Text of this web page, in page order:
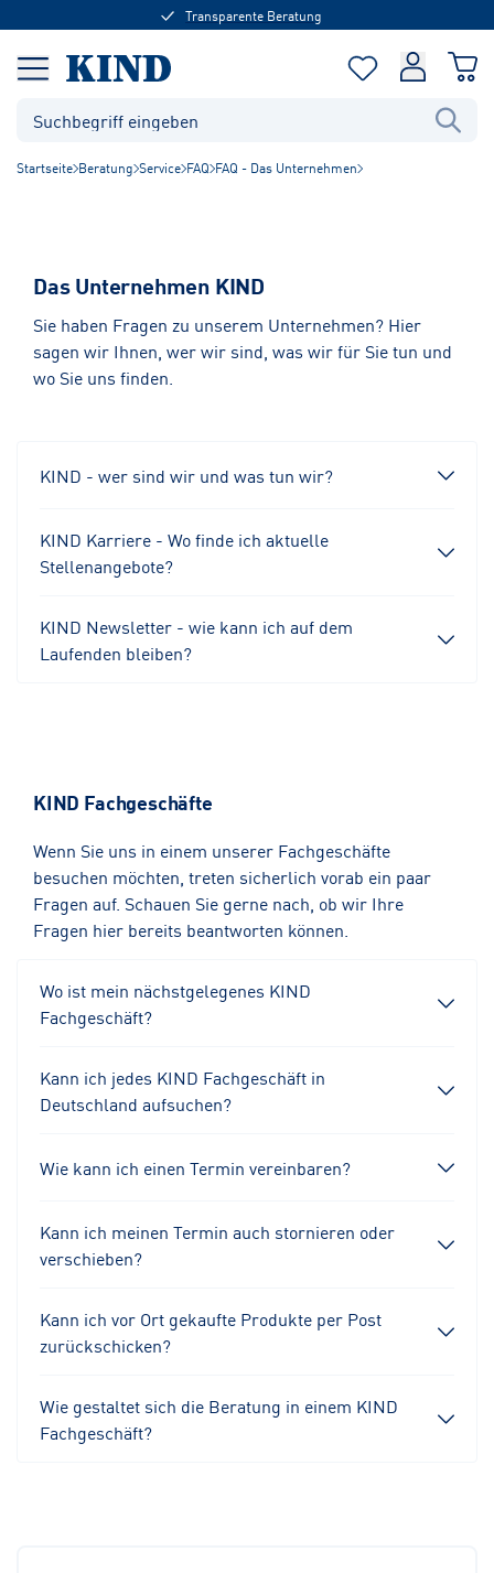
Transparente Beratung
Startseite Beratung Service FAQ FAQ - Das Unternehmen
Das Unternehmen KIND
Sie haben Fragen zu unserem Unternehmen? Hier
sagen wir Ihnen, wer wir sind, was wir für Sie tun und
wo Sie uns finden.
KIND - wer sind wir und was tun wir?
KIND Karriere - Wo finde ich aktuelle
Stellenangebote?
KIND Newsletter - wie kann ich auf dem
Laufenden bleiben?
KIND Fachgeschäfte
Wenn Sie uns in einem unserer Fachgeschäfte
besuchen möchten, treten sicherlich vorab ein paar
Fragen auf. Schauen Sie gerne nach, ob wir Ihre
Fragen hier bereits beantworten können.
Wo ist mein nächstgelegenes KIND
Fachgeschäft?
Kann ich jedes KIND Fachgeschäft in
Deutschland aufsuchen?
Wie kann ich einen Termin vereinbaren?
Kann ich meinen Termin auch stornieren oder
verschieben?
Kann ich vor Ort gekaufte Produkte per Post
zurückschicken?
Wie gestaltet sich die Beratung in einem KIND
Fachgeschäft?